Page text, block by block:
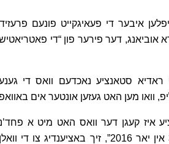
איבער די פעאיגקייט פונעם
דער פירער פון “די
סטאנציע נאכדעם וואס די
וואו מען האט געזען אונטער אים
איז קעגן דער וואס האט מיט א
פריינד, אינעם נאכט פון אוגוסט 31 אין יאר